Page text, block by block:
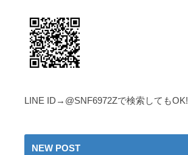
LINE ID→@SNF6972Zで検索してもOK!
NEW POST